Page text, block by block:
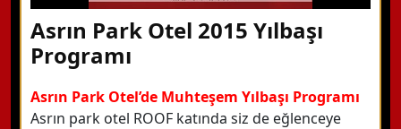
Asrın Park Otel 2015 Yılbaşı
Programı
Asrın Park Otel’de Muhteşem Yılbaşı Programı
Asrın park otel ROOF katında siz de eğlenceye